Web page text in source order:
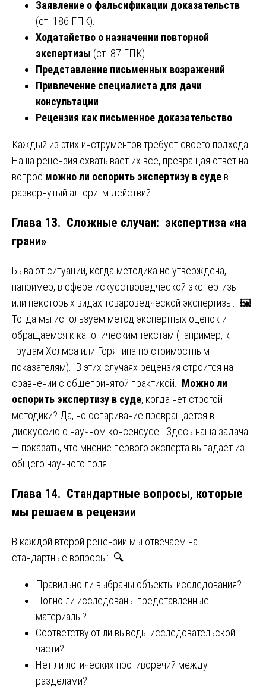
Заявление о фальсификации доказательств
(ст. 186 ГПК).
Ходатайство о назначении повторной
экспертизы (ст. 87 ГПК).
Представление письменных возражений
Привлечение специалиста для дачи
консультации
Рецензия как письменное доказательство
Каждый из этих инструментов требует своего подхода.
Наша рецензия охватывает их все, превращая ответ на
вопрос можно ли оспорить экспертизу в суде в
развернутый алгоритм действий.
Глава 13. Сложные случаи: экспертиза «на
грани»
Бывают ситуации, когда методика не утверждена,
например, в сфере искусствоведческой экспертизы
или некоторых видах товароведческой экспертизы. 🖼️
Тогда мы используем метод экспертных оценок и
обращаемся к каноническим текстам (например, к
трудам Холмса или Горянина по стоимостным
показателям). В этих случаях рецензия строится на
сравнении с общепринятой практикой. Можно ли
оспорить экспертизу в суде, когда нет строгой
методики? Да, но оспаривание превращается в
дискуссию о научном консенсусе. Здесь наша задача
— показать, что мнение первого эксперта выпадает из
общего научного поля.
Глава 14. Стандартные вопросы, которые
мы решаем в рецензии
В каждой второй рецензии мы отвечаем на
стандартные вопросы: 🔍
Правильно ли выбраны объекты исследования?
Полно ли исследованы представленные
материалы?
Соответствуют ли выводы исследовательской
части?
Нет ли логических противоречий между
разделами?